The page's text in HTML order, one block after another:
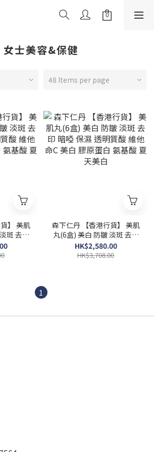
女士美容&保健
48 Items per page
】 美肌
斑 去印
他命C
夏天美
森下仁丹 【香港行貨】 美肌
丸(6盒) 美白 防皺 淡斑 去印
暗啞 保濕 透明質酸 維他命C
美白 膠原蛋白 氨基酸 夏天美
HK$2,580.00
HK$3,708.00
1